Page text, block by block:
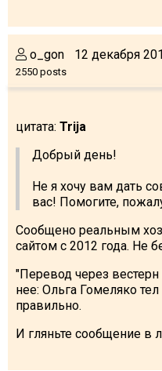
o_gon
2550 posts
12 декабря
цитата: Trija
Добрый день!
Не я хочу вам дать
вас! Помогите,
Сообщено реальным
сайтом с 2012 года. Не
"Перевод через
нее: Ольга Гомеляко
правильно.
И гляньте сообщение в